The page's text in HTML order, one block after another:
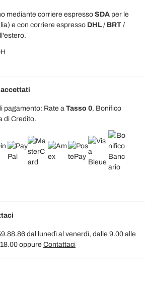
mediante corriere espresso SDA per le
e con corriere espresso DHL / BRT /
pagamento: Rate a Tasso 0, Bonifico
di Credito.
dal lunedì al venerdì, dalle 9.00 alle
oppure Contattaci